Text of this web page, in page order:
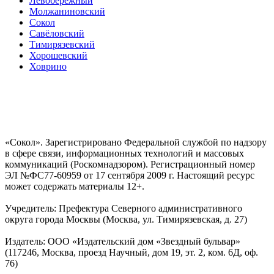
Молжаниновский
Сокол
Савёловский
Тимирязевский
Хорошевский
Ховрино
«Сокол». Зарегистрировано Федеральной службой по надзору
в сфере связи, информационных технологий и массовых
коммуникаций (Роскомнадзором). Регистрационный номер
ЭЛ №ФС77-60959 от 17 сентября 2009 г. Настоящий ресурс
может содержать материалы 12+.
Учредитель: Префектура Северного административного
округа города Москвы (Москва, ул. Тимирязевская, д. 27)
Издатель: ООО «Издательский дом «Звездный бульвар»
(117246, Москва, проезд Научный, дом 19, эт. 2, ком. 6Д, оф.
76)